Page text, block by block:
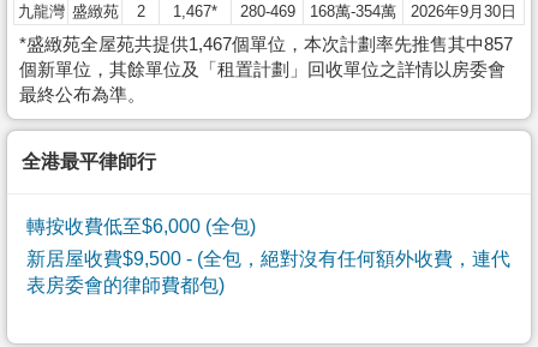
九龍灣 盛緻苑 2 1,467* 280-469 168萬-354萬 2026年9月30日
*盛緻苑全屋苑共提供1,467個單位，本次計劃率先推售其中857
個新單位，其餘單位及「租置計劃」回收單位之詳情以房委會
最終公布為準。
全港最平律師行
轉按收費低至$6,000 (全包)
新居屋收費$9,500 - (全包，絕對沒有任何額外收費，連代
表房委會的律師費都包)